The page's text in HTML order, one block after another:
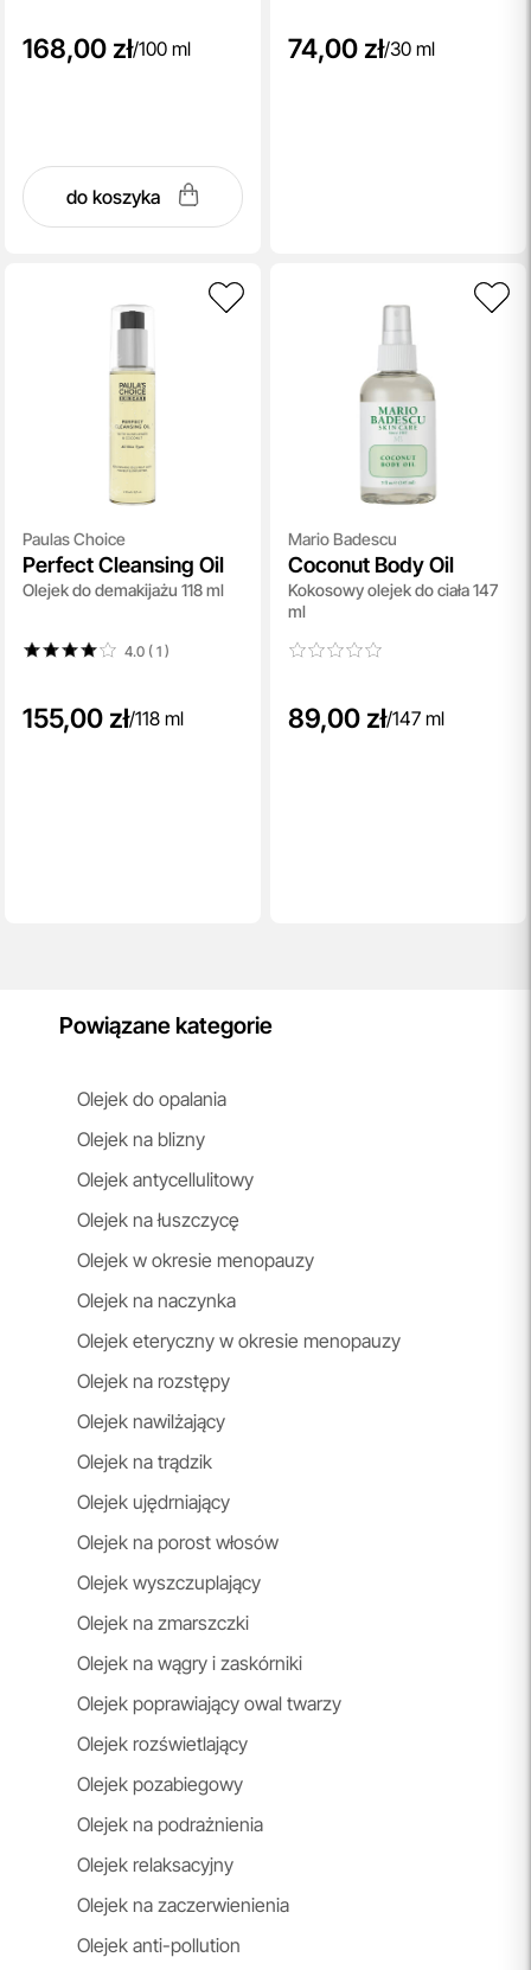
168,00 zł/100 ml
do koszyka
74,00 zł/30 ml
Paulas Choice
Perfect Cleansing Oil
Olejek do demakijażu 118 ml
4.0 ( 1)
155,00 zł/118 ml
Mario Badescu
Coconut Body Oil
Kokosowy olejek do ciała 147
ml
89,00 zł/147 ml
Powiązane kategorie
Olejek do opalania
Olejek na blizny
Olejek antycellulitowy
Olejek na łuszczycę
Olejek w okresie menopauzy
Olejek na naczynka
Olejek eteryczny w okresie menopauzy
Olejek na rozstępy
Olejek nawilżający
Olejek na trądzik
Olejek ujędrniający
Olejek na porost włosów
Olejek wyszczuplający
Olejek na zmarszczki
Olejek na wągry i zaskórniki
Olejek poprawiający owal twarzy
Olejek rozświetlający
Olejek pozabiegowy
Olejek na podrażnienia
Olejek relaksacyjny
Olejek na zaczerwienienia
Olejek anti-pollution